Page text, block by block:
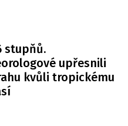
stupňů.
upřesnili
kvůli tropickému